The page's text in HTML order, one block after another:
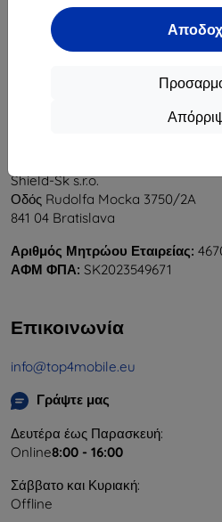
Shield-Sk s.r.o.
Οδός Rudolfa Mocka 3750/2A
841 04 Bratislava
Αριθμός Μητρώου Εταιρείας:
ΑΦΜ ΦΠΑ: SK2023549671
Επικοινωνία
info@top4mobile.eu
Γράψτε μας
Δευτέρα έως Παρασκευή:
Online8:00 - 16:00
Σάββατο και Κυριακή:
Offline